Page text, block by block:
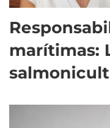
marítimas: